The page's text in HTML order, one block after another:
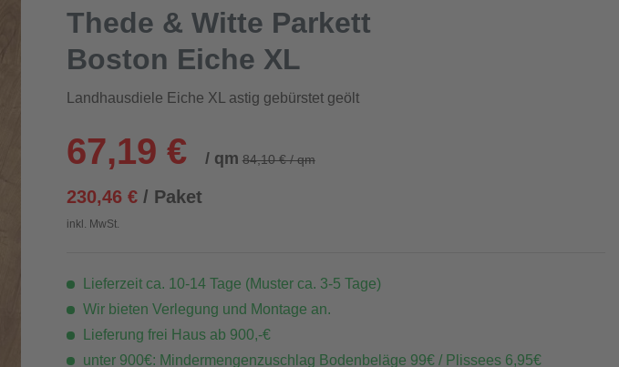
Thede & Witte Parkett
Boston Eiche XL
Landhausdiele Eiche XL astig gebürstet geölt
67,19 € / qm 84,10 € / qm
230,46 €/ Paket
inkl. MwSt.
Lieferzeit ca. 10-14 Tage (Muster ca. 3-5 Tage)
Wir bieten Verlegung und Montage an.
Lieferung frei Haus ab 900,-€
unter 900€: Mindermengenzuschlag Bodenbeläge 99€ / Plissees 6,95€